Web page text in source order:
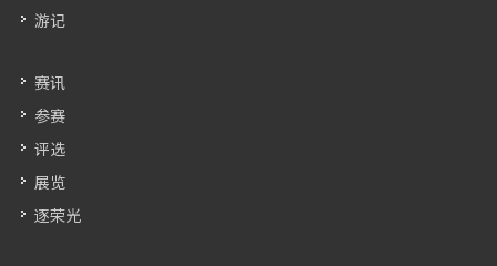
游记
赛讯
参赛
评选
展览
逐荣光